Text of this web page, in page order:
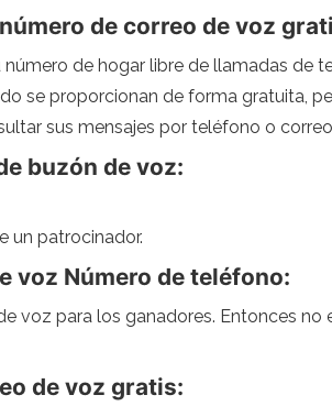
de correo de voz
de hogar libre de llamadas de
se proporcionan de forma gratuita,
sus mensajes por teléfono o
buzón de voz:
un patrocinador.
voz Número de teléfono:
voz para los ganadores. Entonces
de voz gratis: